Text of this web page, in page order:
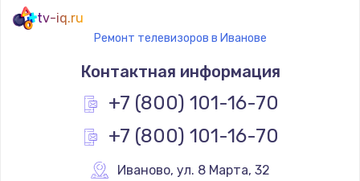
900 руб.
Заказать
tv-iq.ru
Ремонт телевизоров в Иванове
Контактная информация
+7 (800) 101-16-70
+7 (800) 101-16-70
Иваново, ул. 8 Марта, 32